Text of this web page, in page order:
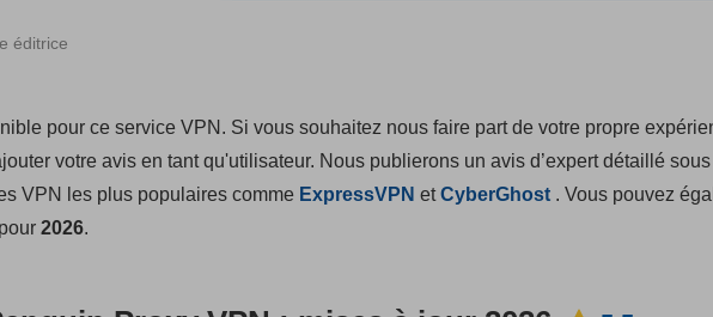
éditrice
pour ce service VPN. Si vous souhaitez nous faire part de votre propre
votre avis en tant qu'utilisateur. Nous publierons un avis d’expert détaillé
VPN les plus populaires comme ExpressVPN etCyberGhost . Vous pouvez
pour 2026.